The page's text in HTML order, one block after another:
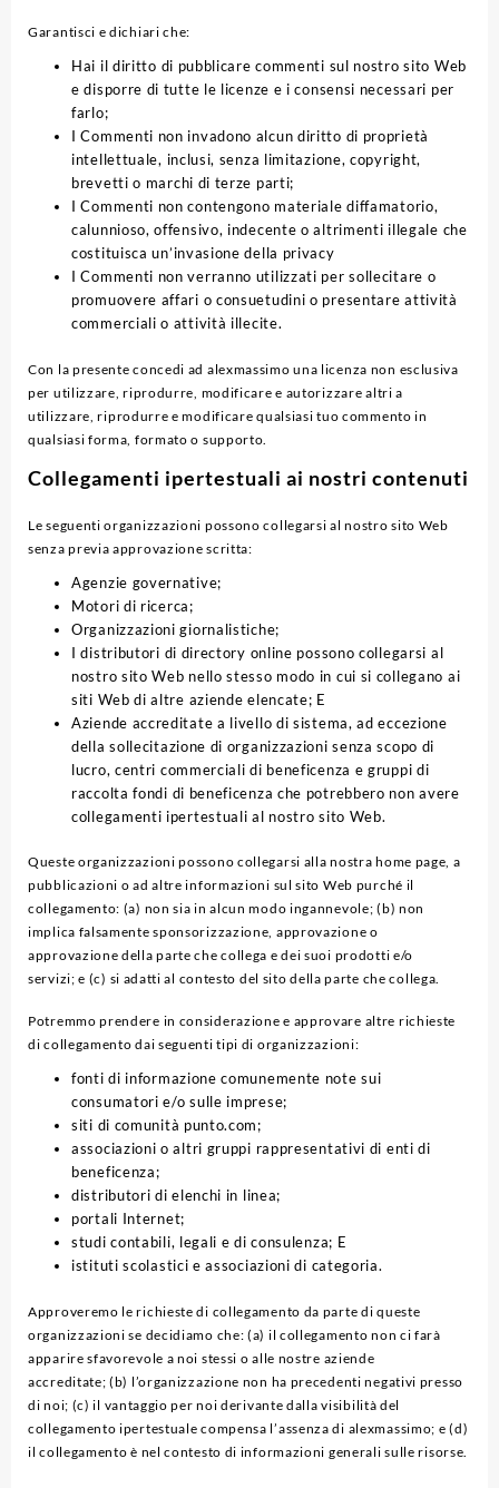
Garantisci e dichiari che:
Hai il diritto di pubblicare commenti sul nostro sito Web
e disporre di tutte le licenze e i consensi necessari per
farlo;
I Commenti non invadono alcun diritto di proprietà
intellettuale, inclusi, senza limitazione, copyright,
brevetti o marchi di terze parti;
I Commenti non contengono materiale diffamatorio,
calunnioso, offensivo, indecente o altrimenti illegale che
costituisca un’invasione della privacy
I Commenti non verranno utilizzati per sollecitare o
promuovere affari o consuetudini o presentare attività
commerciali o attività illecite.
Con la presente concedi ad alexmassimo una licenza non esclusiva
per utilizzare, riprodurre, modificare e autorizzare altri a
utilizzare, riprodurre e modificare qualsiasi tuo commento in
qualsiasi forma, formato o supporto.
Collegamenti ipertestuali ai nostri contenuti
Le seguenti organizzazioni possono collegarsi al nostro sito Web
senza previa approvazione scritta:
Agenzie governative;
Motori di ricerca;
Organizzazioni giornalistiche;
I distributori di directory online possono collegarsi al
nostro sito Web nello stesso modo in cui si collegano ai
siti Web di altre aziende elencate; E
Aziende accreditate a livello di sistema, ad eccezione
della sollecitazione di organizzazioni senza scopo di
lucro, centri commerciali di beneficenza e gruppi di
raccolta fondi di beneficenza che potrebbero non avere
collegamenti ipertestuali al nostro sito Web.
Queste organizzazioni possono collegarsi alla nostra home page, a
pubblicazioni o ad altre informazioni sul sito Web purché il
collegamento: (a) non sia in alcun modo ingannevole; (b) non
implica falsamente sponsorizzazione, approvazione o
approvazione della parte che collega e dei suoi prodotti e/o
servizi; e (c) si adatti al contesto del sito della parte che collega.
Potremmo prendere in considerazione e approvare altre richieste
di collegamento dai seguenti tipi di organizzazioni:
fonti di informazione comunemente note sui
consumatori e/o sulle imprese;
siti di comunità punto.com;
associazioni o altri gruppi rappresentativi di enti di
beneficenza;
distributori di elenchi in linea;
portali Internet;
studi contabili, legali e di consulenza; E
istituti scolastici e associazioni di categoria.
Approveremo le richieste di collegamento da parte di queste
organizzazioni se decidiamo che: (a) il collegamento non ci farà
apparire sfavorevole a noi stessi o alle nostre aziende
accreditate; (b) l’organizzazione non ha precedenti negativi presso
di noi; (c) il vantaggio per noi derivante dalla visibilità del
collegamento ipertestuale compensa l’assenza di alexmassimo; e (d)
il collegamento è nel contesto di informazioni generali sulle risorse.